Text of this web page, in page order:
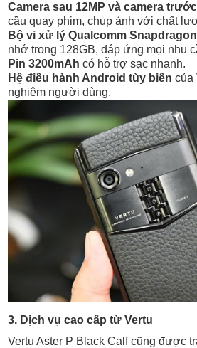
Camera sau 12MP và camera
cầu quay phim, chụp ảnh với chất
Bộ vi xử lý Qualcomm
nhớ trong 128GB, đáp ứng mọi nhu
Pin 3200mAh có hỗ trợ sạc nhanh.
Hệ điều hành Android tùy biến của
nghiệm người dùng.
3. Dịch vụ cao cấp từ Vertu
Vertu Aster P Black Calf cũng được